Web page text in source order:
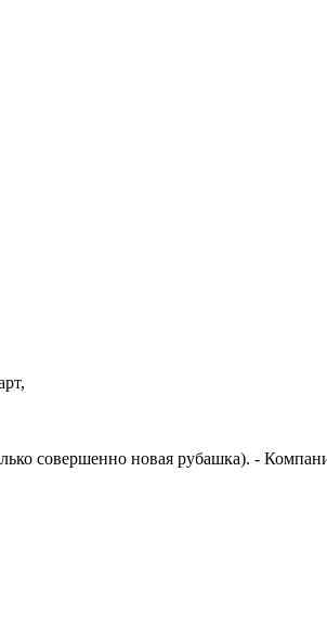
совершенно новая рубашка). -